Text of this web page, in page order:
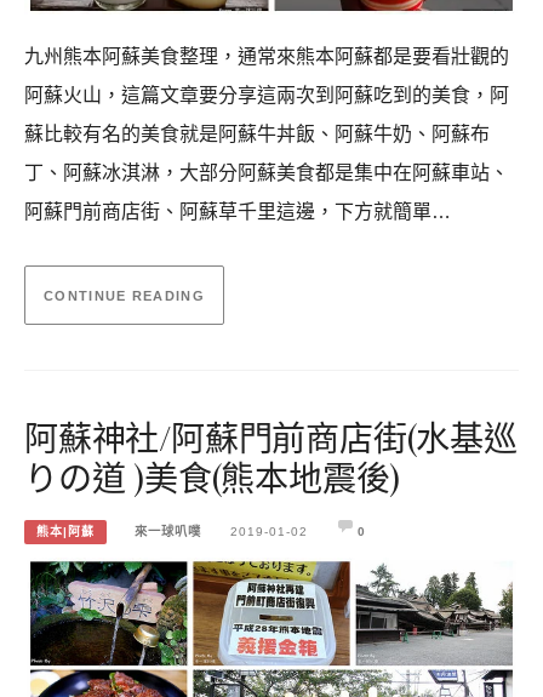
九州熊本阿蘇美食整理，通常來熊本阿蘇都是要看壯觀的
阿蘇火山，這篇文章要分享這兩次到阿蘇吃到的美食，阿
蘇比較有名的美食就是阿蘇牛丼飯、阿蘇牛奶、阿蘇布
丁、阿蘇冰淇淋，大部分阿蘇美食都是集中在阿蘇車站、
阿蘇門前商店街、阿蘇草千里這邊，下方就簡單…
CONTINUE READING
阿蘇神社/阿蘇門前商店街(水基巡
りの道 )美食(熊本地震後)
熊本|阿蘇 來一球叭噗 2019-01-02 0